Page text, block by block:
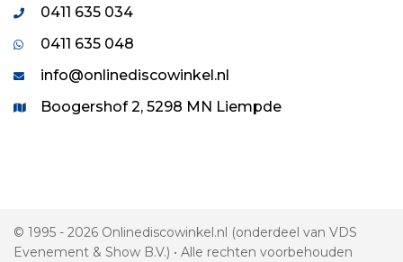
0411 635 034
0411 635 048
info@onlinediscowinkel.nl
Boogershof 2, 5298 MN Liempde
© 1995 - 2026 Onlinediscowinkel.nl (onderdeel van VDS
Evenement & Show B.V.) • Alle rechten voorbehouden